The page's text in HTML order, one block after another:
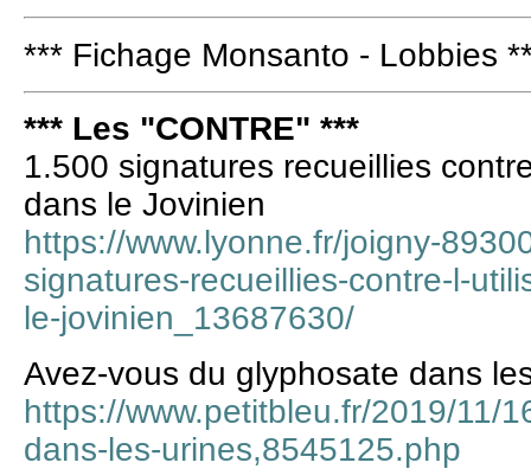
*** Fichage Monsanto - Lobbies
*** Les "CONTRE" ***
1.500 signatures recueillies
dans le Jovinien
https://www.lyonne.fr/joigny-
signatures-recueillies-contre-l-
le-jovinien_13687630/
Avez-vous du glyphosate dans
https://www.petitbleu.fr/2019/11/
dans-les-urines,8545125.php